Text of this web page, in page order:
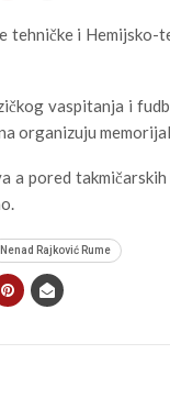
tehničke i
vaspitanja i
organizuju
a pored
Nenad Rajković Rume